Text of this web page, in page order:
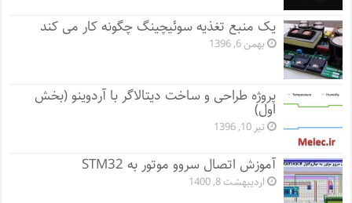
یک منبع تغذیه سوئیچینگ چگونه کار می کند
بهمن 6, 1396
پروژه طراحی و ساخت دیتالاگر با آردوینو (بخش
اول)
تیر 10, 1396
آموزش اتصال سروو موتور به STM32
اردیبهشت 8, 1400